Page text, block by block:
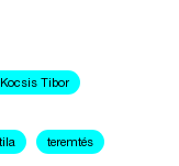
Tibor
teremtés